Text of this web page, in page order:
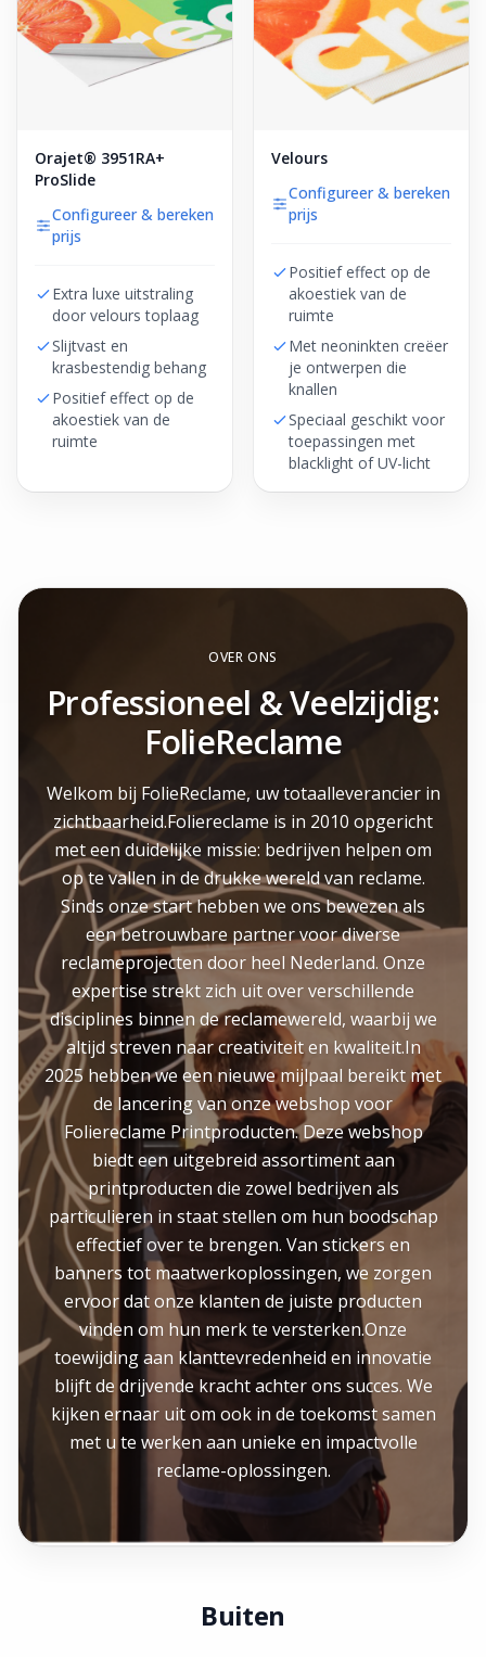
Orajet® 3951RA+
ProSlide
Configureer & bereken
prijs
Extra luxe uitstraling
door velours toplaag
Slijtvast en
krasbestendig behang
Positief effect op de
akoestiek van de
ruimte
Velours
Configureer & bereken
prijs
Positief effect op de
akoestiek van de
ruimte
Met neoninkten creëer
je ontwerpen die
knallen
Speciaal geschikt voor
toepassingen met
blacklight of UV-licht
OVER ONS
Professioneel & Veelzijdig:
FolieReclame
Welkom bij FolieReclame, uw totaalleverancier in
zichtbaarheid.Foliereclame is in 2010 opgericht
met een duidelijke missie: bedrijven helpen om
op te vallen in de drukke wereld van reclame.
Sinds onze start hebben we ons bewezen als
een betrouwbare partner voor diverse
reclameprojecten door heel Nederland. Onze
expertise strekt zich uit over verschillende
disciplines binnen de reclamewereld, waarbij we
altijd streven naar creativiteit en kwaliteit.In
2025 hebben we een nieuwe mijlpaal bereikt met
de lancering van onze webshop voor
Foliereclame Printproducten. Deze webshop
biedt een uitgebreid assortiment aan
printproducten die zowel bedrijven als
particulieren in staat stellen om hun boodschap
effectief over te brengen. Van stickers en
banners tot maatwerkoplossingen, we zorgen
ervoor dat onze klanten de juiste producten
vinden om hun merk te versterken.Onze
toewijding aan klanttevredenheid en innovatie
blijft de drijvende kracht achter ons succes. We
kijken ernaar uit om ook in de toekomst samen
met u te werken aan unieke en impactvolle
reclame-oplossingen.
Buiten